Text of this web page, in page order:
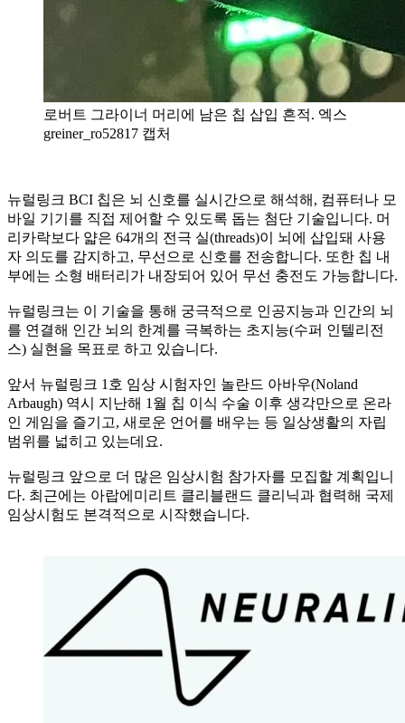
로버트 그라이너 머리에 남은 칩 삽입 흔적. 엑스
greiner_ro52817 캡처
뉴럴링크 BCI 칩은 뇌 신호를 실시간으로 해석해, 컴퓨터나 모
바일 기기를 직접 제어할 수 있도록 돕는 첨단 기술입니다. 머
리카락보다 얇은 64개의 전극 실(threads)이 뇌에 삽입돼 사용
자 의도를 감지하고, 무선으로 신호를 전송합니다. 또한 칩 내
부에는 소형 배터리가 내장되어 있어 무선 충전도 가능합니다.
뉴럴링크는 이 기술을 통해 궁극적으로 인공지능과 인간의 뇌
를 연결해 인간 뇌의 한계를 극복하는 초지능(수퍼 인텔리전
스) 실현을 목표로 하고 있습니다.
앞서 뉴럴링크 1호 임상 시험자인 놀란드 아바우(Noland
Arbaugh) 역시 지난해 1월 칩 이식 수술 이후 생각만으로 온라
인 게임을 즐기고, 새로운 언어를 배우는 등 일상생활의 자립
범위를 넓히고 있는데요.
뉴럴링크 앞으로 더 많은 임상시험 참가자를 모집할 계획입니
다. 최근에는 아랍에미리트 클리블랜드 클리닉과 협력해 국제
임상시험도 본격적으로 시작했습니다.